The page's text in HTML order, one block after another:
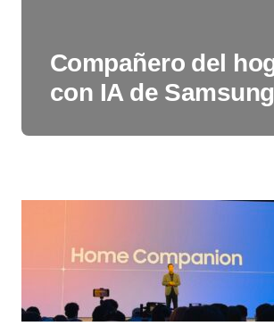
Compañero del
con IA de Samsung